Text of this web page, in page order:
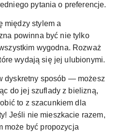
pytania o preferencje.
między stylem a
powinna być nie tylko
wygodna. Rozważ
wydają się jej ulubionymi.
dyskretny sposób — możesz
do jej szuflady z bielizną,
to z szacunkiem dla
Jeśli nie mieszkacie razem,
może być propozycja